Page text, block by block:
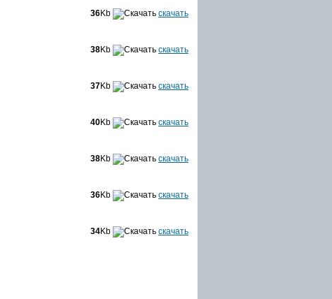
36Kb скачать
38Kb скачать
37Kb скачать
40Kb скачать
38Kb скачать
36Kb скачать
34Kb скачать